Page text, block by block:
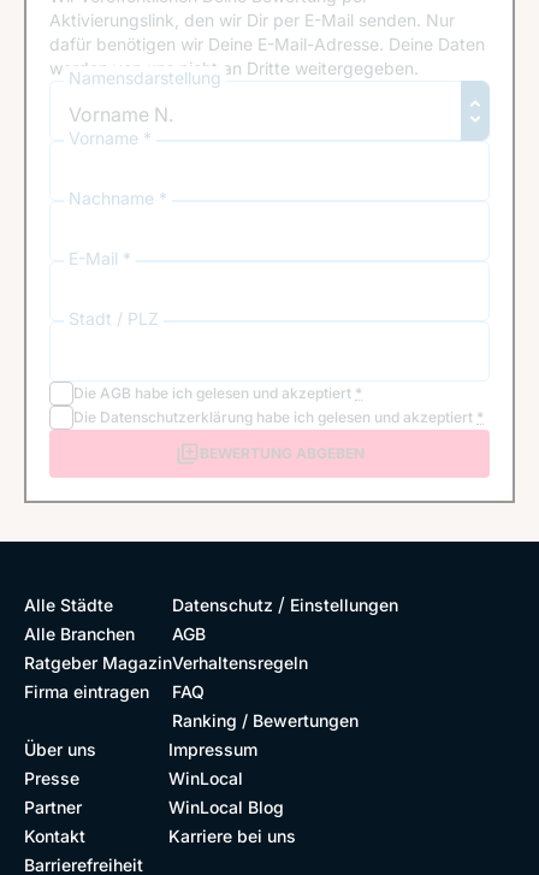
Aktivierungslink, den wir Dir per E-Mail senden. Nur
dafür benötigen wir Deine E-Mail-Adresse. Deine Daten
werden von uns nicht an Dritte weitergegeben.
Namensdarstellung
Vorname *
Nachname *
E-Mail *
Stadt / PLZ
Die AGB habe ich gelesen und akzeptiert *
Die Datenschutzerklärung habe ich gelesen und akzeptiert *
BEWERTUNG ABGEBEN
Alle Städte
Alle Branchen
Ratgeber Magazin
Firma eintragen
Datenschutz / Einstellungen
AGB
Verhaltensregeln
FAQ
Ranking / Bewertungen
Über uns
Presse
Partner
Kontakt
Barrierefreiheit
Impressum
WinLocal
WinLocal Blog
Karriere bei uns